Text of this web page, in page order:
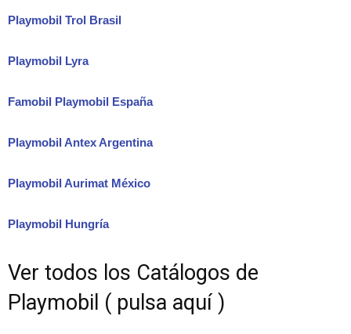
Playmobil Trol Brasil
Playmobil Lyra
Famobil Playmobil España
Playmobil Antex Argentina
Playmobil Aurimat México
Playmobil Hungría
Ver todos los Catálogos de
Playmobil ( pulsa aquí )